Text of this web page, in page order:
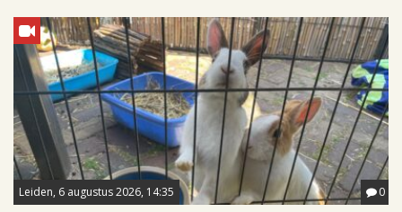
Leiden, 6 augustus 2026, 14:35 0